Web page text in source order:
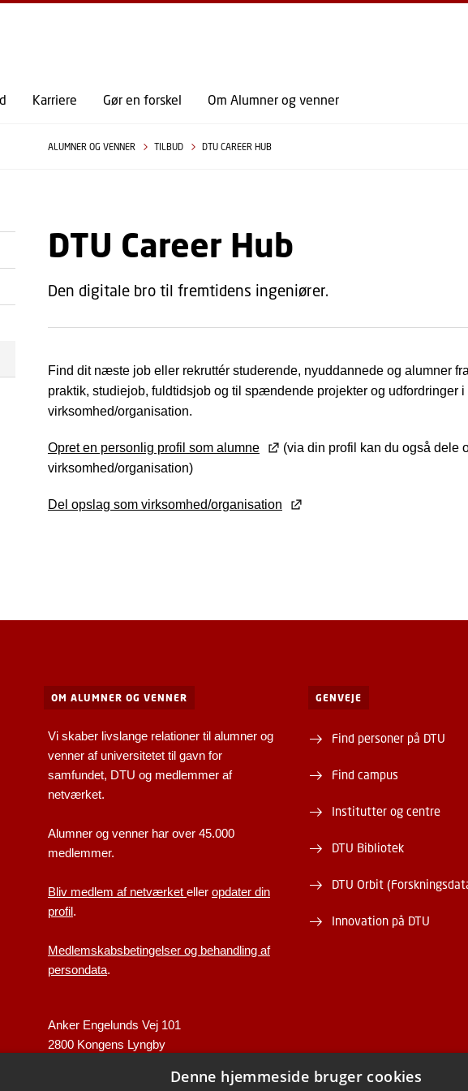
GÅ TIL PRIMÆRT INDHOLD (TRYK ENTER).
Karriere Gør en forskel Om Alumner og venner
ALUMNER OG VENNER TILBUD DTU CAREER HUB
DTU Career Hub
Den digitale bro til fremtidens ingeniører.
Find dit næste job eller rekruttér studerende, nyuddannede og alumner
praktik, studiejob, fuldtidsjob og til spændende projekter og udfordringer i
virksomhed/organisation.
Opret en personlig profil som alumne
(via din profil kan du også dele
virksomhed/organisation)
Del opslag som virksomhed/organisation
OM ALUMNER OG VENNER
Vi skaber livslange relationer til alumner og
venner af universitetet til gavn for
samfundet, DTU og medlemmer af
netværket.
Alumner og venner har over 45.000
medlemmer.
Bliv medlem af netværket eller opdater din
profil.
Medlemskabsbetingelser og behandling af
persondata.
Anker Engelunds Vej 101
2800 Kongens Lyngby
GENVEJE
Find personer på DTU
Find campus
Institutter og centre
DTU Bibliotek
DTU Orbit
Innovation på DTU
Denne hjemmeside bruger cookies